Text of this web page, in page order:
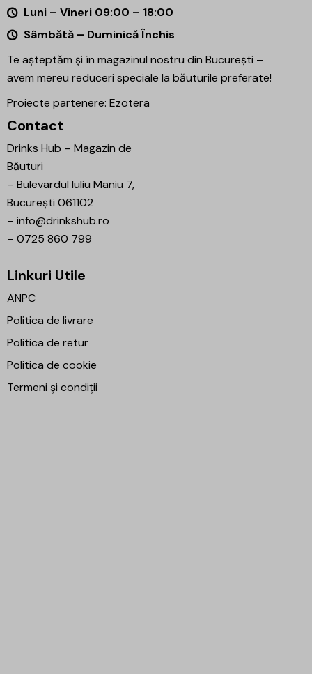
Luni – Vineri 09:00 – 18:00
Sâmbătă – Duminică Închis
Te așteptăm și în magazinul nostru din București –
avem mereu reduceri speciale la băuturile preferate!
Proiecte partenere: Ezotera
Contact
Drinks Hub – Magazin de
Băuturi
– Bulevardul Iuliu Maniu 7,
București 061102
– info@drinkshub.ro
– 0725 860 799
Linkuri Utile
ANPC
Politica de livrare
Politica de retur
Politica de cookie
Termeni și condiții